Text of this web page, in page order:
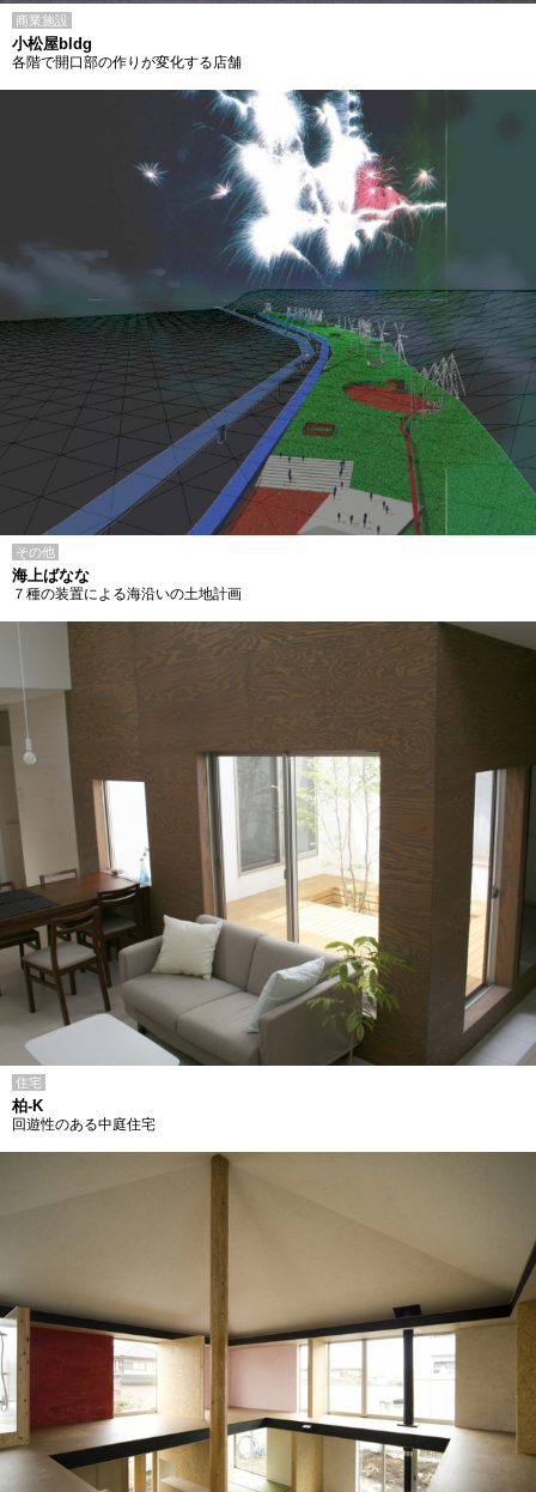
商業施設
小松屋bldg
各階で開口部の作りが変化する店舗
その他
海上ばなな
７種の装置による海沿いの土地計画
住宅
柏-K
回遊性のある中庭住宅